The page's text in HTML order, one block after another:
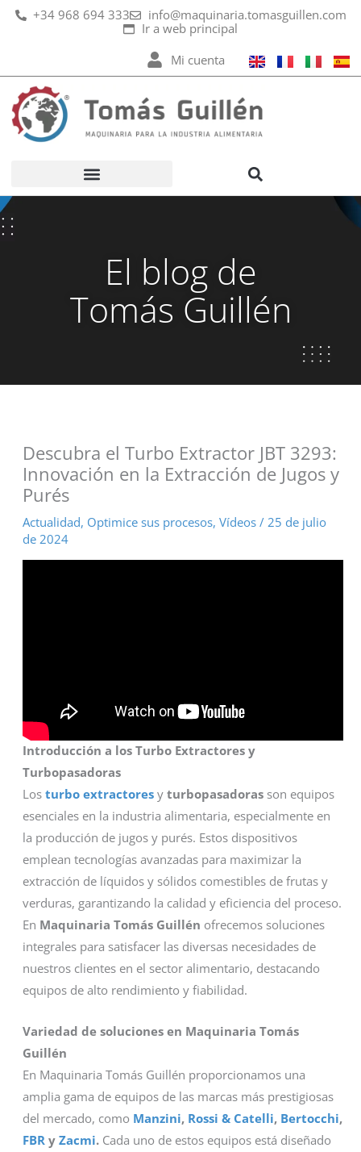
+34 968 694 333
info@maquinaria.tomasguillen.com
Ir a web principal
Mi cuenta
El blog de
Tomás Guillén
Descubra el Turbo Extractor JBT 3293:
Innovación en la Extracción de Jugos y
Purés
Actualidad, Optimice sus procesos, Vídeos/ 25 de julio
de 2024
Introducción a los Turbo Extractores y
Turbopasadoras
Los turbo extractoresy turbopasadorasson equipos
esenciales en la industria alimentaria, especialmente en
la producción de jugos y purés. Estos dispositivos
emplean tecnologías avanzadas para maximizar la
extracción de líquidos y sólidos comestibles de frutas y
verduras, garantizando la calidad y eficiencia del proceso.
En Maquinaria Tomás Guillén ofrecemos soluciones
integrales para satisfacer las diversas necesidades de
nuestros clientes en el sector alimentario, destacando
equipos de alto rendimiento y fiabilidad.
Variedad de soluciones en Maquinaria Tomás
Guillén
En Maquinaria Tomás Guillén proporcionamos una
amplia gama de equipos de las marcas más prestigiosas
del mercado, como Manzini, Rossi & Catelli, Bertocchi,
FBR y Zacmi. Cada uno de estos equipos está diseñado